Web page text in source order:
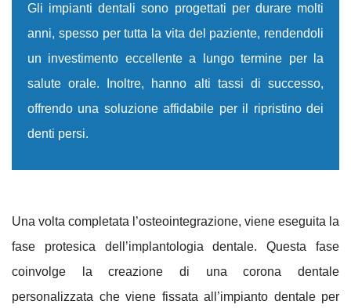
Gli impianti dentali sono progettati per durare molti
anni, spesso per tutta la vita del paziente, rendendoli
un investimento eccellente a lungo termine per la
salute orale. Inoltre, hanno alti tassi di successo,
offrendo una soluzione affidabile per il ripristino dei
denti persi.
Una volta completata l’osteointegrazione, viene eseguita la
fase protesica dell’implantologia dentale. Questa fase
coinvolge lacreazione di una corona dentale
personalizzata che viene fissata all’impianto dentale per